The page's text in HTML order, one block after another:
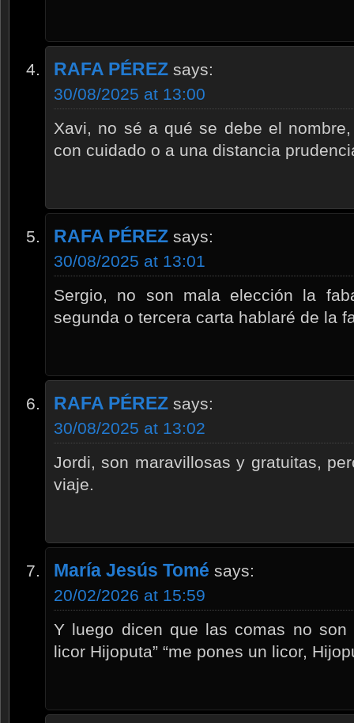
RAFA PÉREZ says:
30/08/2025 at 13:00
Xavi, no sé a qué se debe el
con cuidado o a una distancia
RAFA PÉREZ says:
30/08/2025 at 13:01
Sergio, no son mala elección la
segunda o tercera carta hablaré de la
RAFA PÉREZ says:
30/08/2025 at 13:02
Jordi, son maravillosas y gratuitas,
viaje.
María Jesús Tomé says:
20/02/2026 at 15:59
Y luego dicen que las comas no son
licor Hijoputa” “me pones un licor,